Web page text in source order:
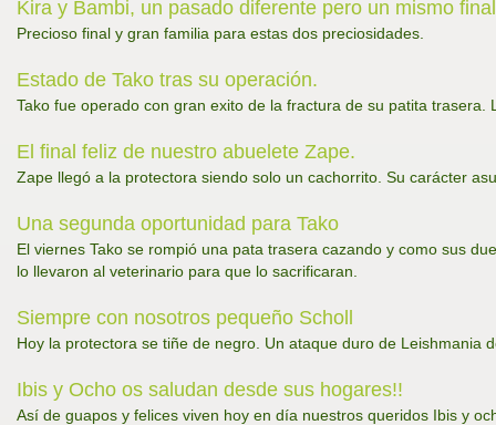
Kira y Bambi, un pasado diferente pero un mismo
Precioso final y gran familia para estas dos preciosidades.
Estado de Tako tras su operación.
Tako fue operado con gran exito de la fractura de su patita
El final feliz de nuestro abuelete Zape.
Zape llegó a la protectora siendo solo un cachorrito. Su carácter
Una segunda oportunidad para Tako
El viernes Tako se rompió una pata trasera cazando y como sus
lo llevaron al veterinario para que lo sacrificaran.
Siempre con nosotros pequeño Scholl
Hoy la protectora se tiñe de negro. Un ataque duro de Leishmania
Ibis y Ocho os saludan desde sus hogares!!
Así de guapos y felices viven hoy en día nuestros queridos Ibis y